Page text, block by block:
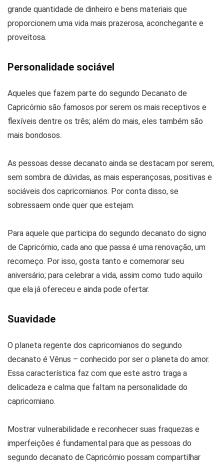
grande quantidade de dinheiro e bens materiais que
proporcionem uma vida mais prazerosa, aconchegante e
proveitosa.
Personalidade sociável
Aqueles que fazem parte do segundo Decanato de
Capricórnio são famosos por serem os mais receptivos e
flexíveis dentre os três; além do mais, eles também são
mais bondosos.
As pessoas desse decanato ainda se destacam por serem,
sem sombra de dúvidas, as mais esperançosas, positivas e
sociáveis dos capricornianos. Por conta disso, se
sobressaem onde quer que estejam.
Para aquele que participa do segundo decanato do signo
de Capricórnio, cada ano que passa é uma renovação, um
recomeço. Por isso, gosta tanto e comemorar seu
aniversário; para celebrar a vida, assim como tudo aquilo
que ela já ofereceu e ainda pode ofertar.
Suavidade
O planeta regente dos capricornianos do segundo
decanato é Vênus – conhecido por ser o planeta do amor.
Essa característica faz com que este astro traga a
delicadeza e calma que faltam na personalidade do
capricorniano.
Mostrar vulnerabilidade e reconhecer suas fraquezas e
imperfeições é fundamental para que as pessoas do
segundo decanato de Capricórnio possam compartilhar